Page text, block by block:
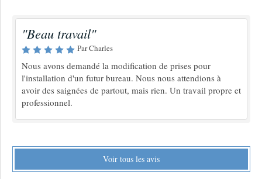
"Beau travail"
Par Charles
Nous avons demandé la modification de prises pour
l'installation d'un futur bureau. Nous nous attendions à
avoir des saignées de partout, mais rien. Un travail propre et
professionnel.
Voir tous les avis